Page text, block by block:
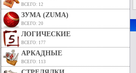
ВСЕГО: 12
ЗУМА (ZUMA)
ВСЕГО: 20
ЛОГИЧЕСКИЕ
ВСЕГО: 177
АРКАДНЫЕ
ВСЕГО: 113